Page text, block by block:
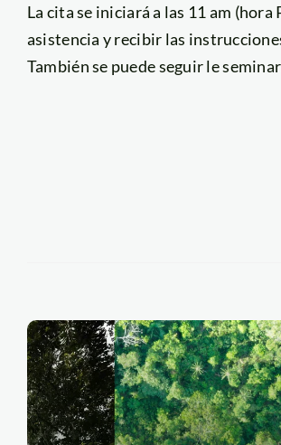
La cita se iniciará a las 11 am
asistencia y recibir las
También se puede seguir le